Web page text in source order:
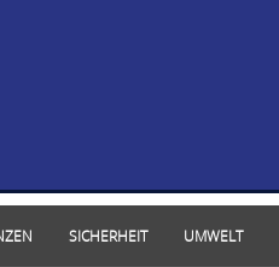
SICHERHEIT UMWELT